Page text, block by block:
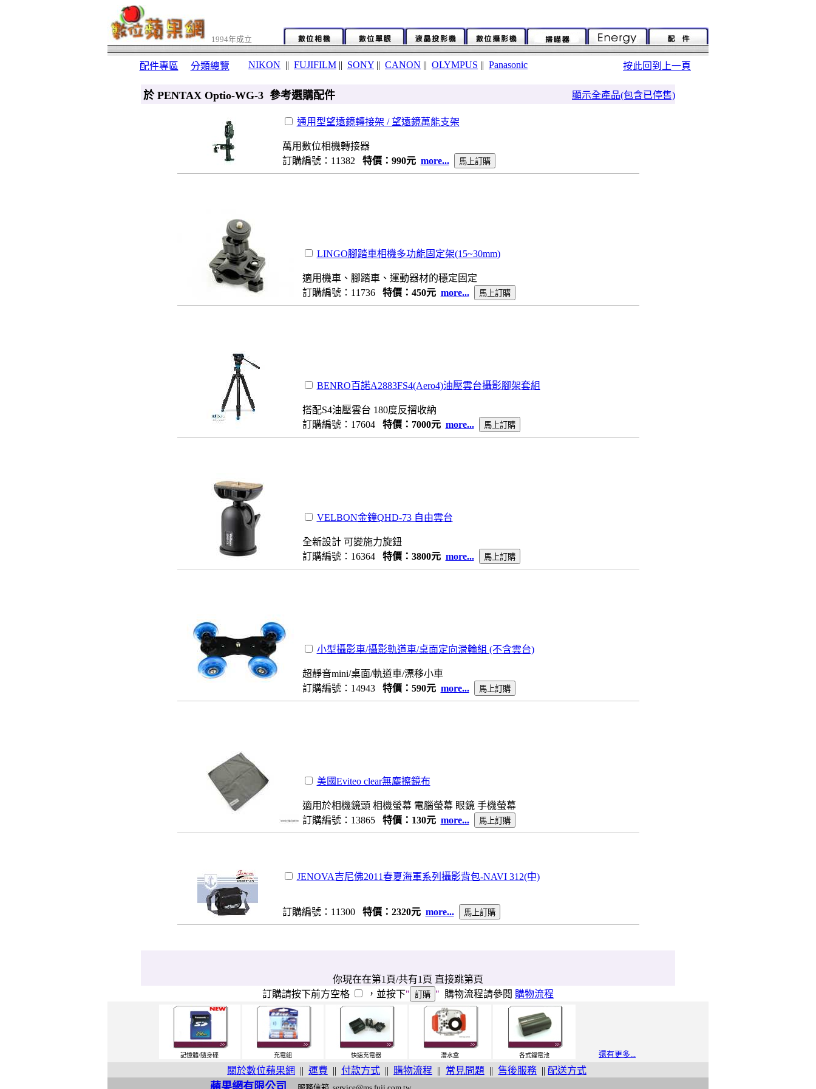
1994年成立
配件專區 分類總覽 NIKON || FUJIFILM || SONY || CANON || OLYMPUS || Panasonic 按此回到上一頁
於 PENTAX Optio-WG-3 參考選購配件 顯示全產品(包含已停售)
通用型望遠鏡轉接架 / 望遠鏡萬能支架
萬用數位相機轉接器
訂購編號：11382 特價：990元 more...
LINGO腳踏車相機多功能固定架(15~30mm)
適用機車、腳踏車、運動器材的穩定固定
訂購編號：11736 特價：450元 more...
BENRO百諾A2883FS4(Aero4)油壓雲台攝影腳架套組
搭配S4油壓雲台 180度反摺收納
訂購編號：17604 特價：7000元 more...
VELBON金鐘QHD-73 自由雲台
全新設計 可變施力旋鈕
訂購編號：16364 特價：3800元 more...
小型攝影車/攝影軌道車/桌面定向滑輪組 (不含雲台)
超靜音mini/桌面/軌道車/漂移小車
訂購編號：14943 特價：590元 more...
美國Eviteo clear無塵擦鏡布
適用於相機鏡頭 相機螢幕 電腦螢幕 眼鏡 手機螢幕
訂購編號：13865 特價：130元 more...
JENOVA吉尼佛2011春夏海軍系列攝影背包-NAVI 312(中)
訂購編號：11300 特價：2320元 more...
你現在在第1頁/共有1頁 直接跳第頁
訂購請按下前方空格
，並按下" " 購物流程請參閱 購物流程
記憶體/隨身碟 充電組 快速充電器 潛水盒 各式鋰電池 還有更多...
關於數位蘋果網 || 運費 || 付款方式 || 購物流程 || 常見問題 || 售後服務 || 配送方式
蘋果網有限公司